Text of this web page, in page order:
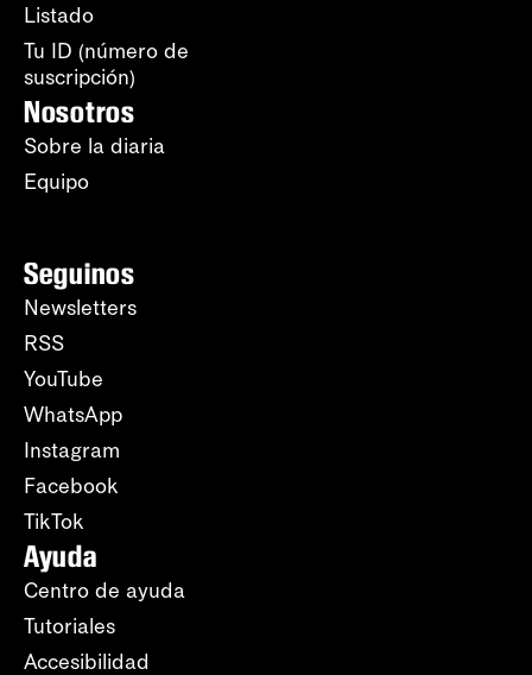
Listado
Tu ID (número de
suscripción)
Nosotros
Sobre la diaria
Equipo
Seguinos
Newsletters
RSS
YouTube
WhatsApp
Instagram
Facebook
TikTok
Ayuda
Centro de ayuda
Tutoriales
Accesibilidad